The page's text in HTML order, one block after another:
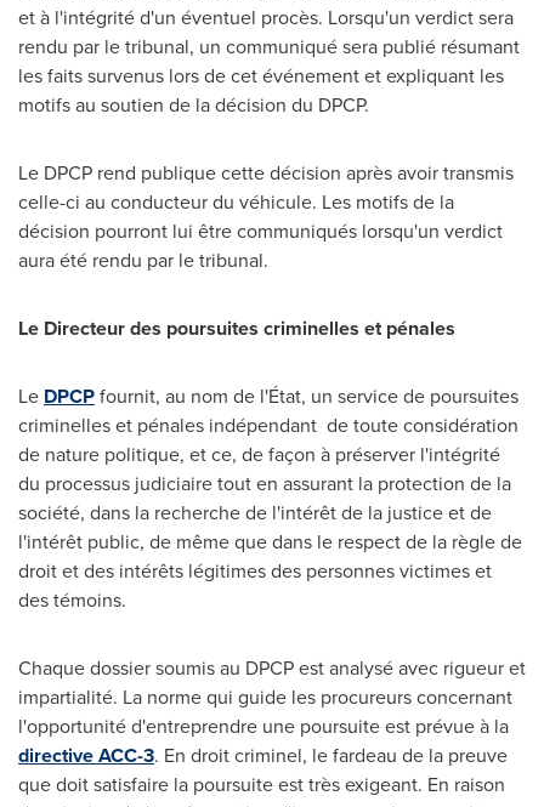
et à l'intégrité d'un éventuel procès. Lorsqu'un verdict sera
rendu par le tribunal, un communiqué sera publié résumant
les faits survenus lors de cet événement et expliquant les
motifs au soutien de la décision du DPCP.
Le DPCP rend publique cette décision après avoir transmis
celle-ci au conducteur du véhicule. Les motifs de la
décision pourront lui être communiqués lorsqu'un verdict
aura été rendu par le tribunal.
Le Directeur des poursuites criminelles et pénales
Le DPCPfournit, au nom de l'État, un service de poursuites
criminelles et pénales indépendant de toute considération
de nature politique, et ce, de façon à préserver l'intégrité
du processus judiciaire tout en assurant la protection de la
société, dans la recherche de l'intérêt de la justice et de
l'intérêt public, de même que dans le respect de la règle de
droit et des intérêts légitimes des personnes victimes et
des témoins.
Chaque dossier soumis au DPCP est analysé avec rigueur et
impartialité. La norme qui guide les procureurs concernant
l'opportunité d'entreprendre une poursuite est prévue à la
directive ACC-3. En droit criminel, le fardeau de la preuve
que doit satisfaire la poursuite est très exigeant. En raison